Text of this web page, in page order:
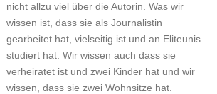
nicht allzu viel über die Autorin. Was wir
wissen ist, dass sie als Journalistin
gearbeitet hat, vielseitig ist und an Eliteunis
studiert hat. Wir wissen auch dass sie
verheiratet ist und zwei Kinder hat und wir
wissen, dass sie zwei Wohnsitze hat.